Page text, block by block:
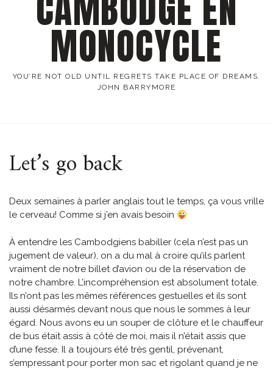
MONOCYCLE
YOU’RE NOT OLD UNTIL REGRETS TAKE PLACE OF DREAMS.
JOHN BARRYMORE
Let’s go back
Deux semaines à parler anglais tout le temps, ça vous vrille
le cerveau! Comme si j’en avais besoin
À entendre les Cambodgiens babiller (cela n’est pas un
jugement de valeur), on a du mal à croire qu’ils parlent
vraiment de notre billet d’avion ou de la réservation de
notre chambre. L’incompréhension est absolument totale.
Ils n’ont pas les mêmes références gestuelles et ils sont
aussi désarmés devant nous que nous le sommes à leur
égard. Nous avons eu un souper de clôture et le chauffeur
de bus était assis à côté de moi, mais il n’était assis que
d’une fesse. Il a toujours été très gentil, prévenant,
s’empressant pour porter mon sac et rigolant quand je ne